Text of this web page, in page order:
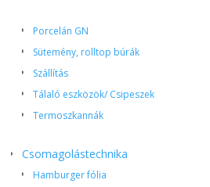
Porcelán GN
Sütemény, rolltop búrák
Szállítás
Tálaló eszközök/ Csipeszek
Termoszkannák
Csomagolástechnika
Hamburger fólia